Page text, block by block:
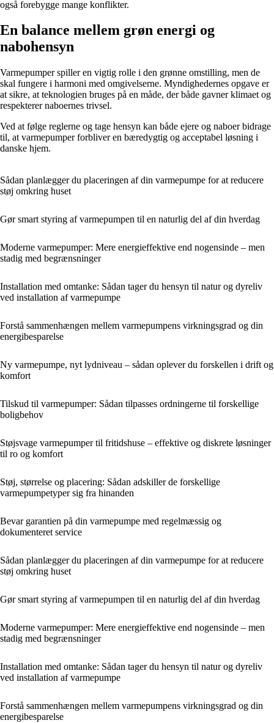
også forebygge mange konflikter.
En balance mellem grøn energi og
nabohensyn
Varmepumper spiller en vigtig rolle i den grønne omstilling, men de
skal fungere i harmoni med omgivelserne. Myndighedernes opgave er
at sikre, at teknologien bruges på en måde, der både gavner klimaet og
respekterer naboernes trivsel.
Ved at følge reglerne og tage hensyn kan både ejere og naboer bidrage
til, at varmepumper forbliver en bæredygtig og acceptabel løsning i
danske hjem.
Sådan planlægger du placeringen af din varmepumpe for at reducere
støj omkring huset
Gør smart styring af varmepumpen til en naturlig del af din hverdag
Moderne varmepumper: Mere energieffektive end nogensinde – men
stadig med begrænsninger
Installation med omtanke: Sådan tager du hensyn til natur og dyreliv
ved installation af varmepumpe
Forstå sammenhængen mellem varmepumpens virkningsgrad og din
energibesparelse
Ny varmepumpe, nyt lydniveau – sådan oplever du forskellen i drift og
komfort
Tilskud til varmepumper: Sådan tilpasses ordningerne til forskellige
boligbehov
Støjsvage varmepumper til fritidshuse – effektive og diskrete løsninger
til ro og komfort
Støj, størrelse og placering: Sådan adskiller de forskellige
varmepumpetyper sig fra hinanden
Bevar garantien på din varmepumpe med regelmæssig og
dokumenteret service
Sådan planlægger du placeringen af din varmepumpe for at reducere
støj omkring huset
Gør smart styring af varmepumpen til en naturlig del af din hverdag
Moderne varmepumper: Mere energieffektive end nogensinde – men
stadig med begrænsninger
Installation med omtanke: Sådan tager du hensyn til natur og dyreliv
ved installation af varmepumpe
Forstå sammenhængen mellem varmepumpens virkningsgrad og din
energibesparelse